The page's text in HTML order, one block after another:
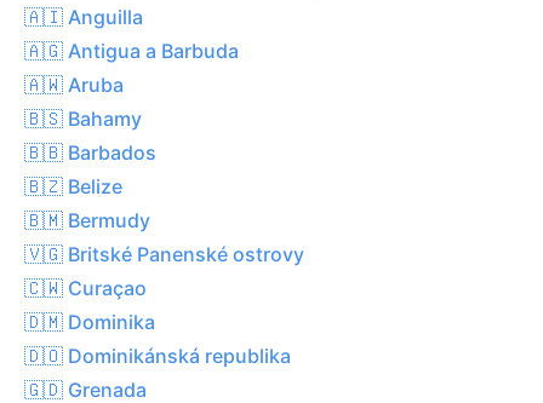
🇦🇮 Anguilla
🇦🇬 Antigua a Barbuda
🇦🇼 Aruba
🇧🇸 Bahamy
🇧🇧 Barbados
🇧🇿 Belize
🇧🇲 Bermudy
🇻🇬 Britské Panenské ostrovy
🇨🇼 Curaçao
🇩🇲 Dominika
🇩🇴 Dominikánská republika
🇬🇩 Grenada